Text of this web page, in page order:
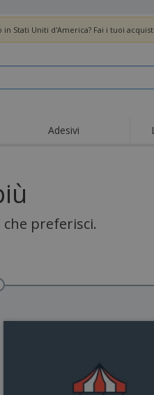
in Stati Uniti d'America? Fai i tuoi
Adesivi
preferisci.